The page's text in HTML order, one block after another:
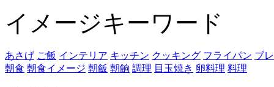
イメージキーワード
あさげ ご飯 インテリア キッチン クッキング フライパン ブ
朝食 朝食イメージ 朝飯 朝餉 調理 目玉焼き 卵料理 料理